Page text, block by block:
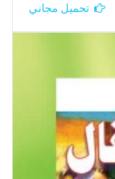
تحميل مجاني